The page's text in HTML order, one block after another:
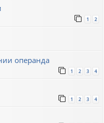
1 2
операнда
1 2 3 4
1 2 3 4